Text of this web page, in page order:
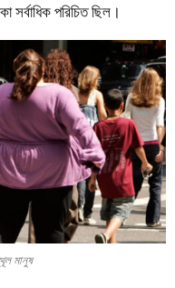
পরিচিত ছিল।
মানুষ